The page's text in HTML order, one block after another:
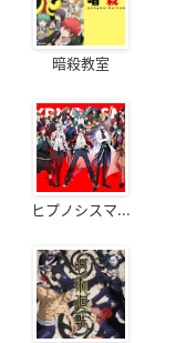
暗殺教室
ヒプノシスマ...